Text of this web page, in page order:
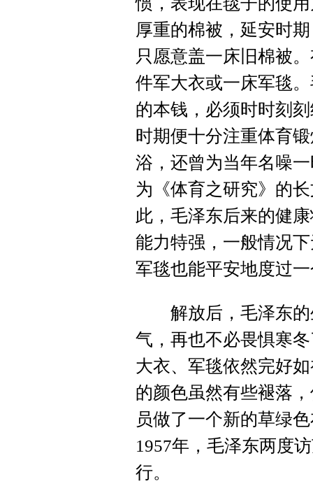
厚重的棉被，延安时
只愿意盖一床旧棉被
件军大衣或一床军毯
的本钱，必须时时刻
时期便十分注重体育
浴，还曾为当年名噪
为《体育之研究》的
此，毛泽东后来的健
能力特强，一般情况
军毯也能平安地度过
解放后，毛泽东的
气，再也不必畏惧寒
大衣、军毯依然完好
的颜色虽然有些褪落
员做了一个新的草绿
1957年，毛泽东两度
行。